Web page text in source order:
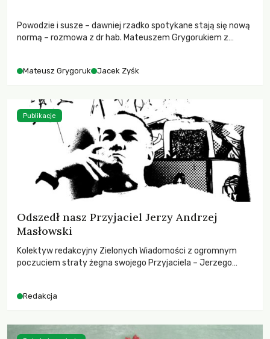
Powodzie i susze – dawniej rzadko spotykane stają się nową
normą – rozmowa z dr hab. Mateuszem Grygorukiem z
Mateusz Grygoruk Jacek Zyśk
Odszedł nasz Przyjaciel Jerzy Andrzej
Masłowski
Kolektyw redakcyjny Zielonych Wiadomości z ogromnym
poczuciem straty żegna swojego Przyjaciela – Jerzego
Redakcja
Publikacje